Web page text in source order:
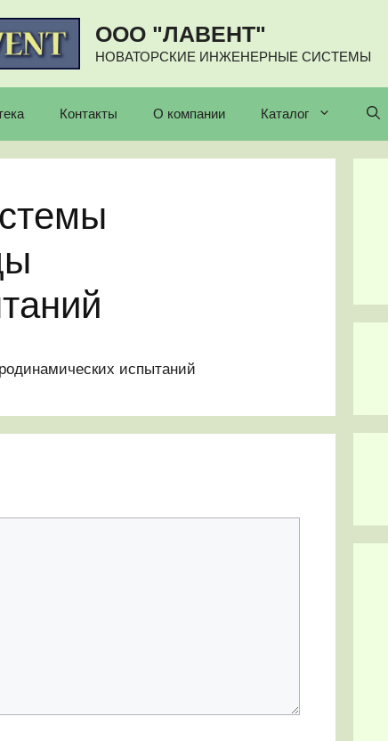
ООО "ЛАВЕНТ"
НОВАТОРСКИЕ ИНЖЕНЕРНЫЕ СИСТЕМЫ
Контакты О компании Каталог
испытаний